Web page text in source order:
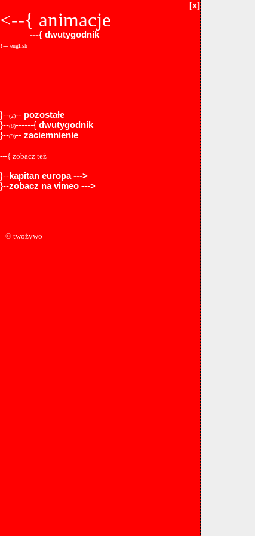
[x]
<--{ animacje
---{ dwutygodnik
}--- english
}--(2)-- pozostałe
}--(8)------{ dwutygodnik
}--(9)-- zaciemnienie
---{ zobacz też
}--kapitan europa --->
}--zobacz na vimeo --->
© twożywo